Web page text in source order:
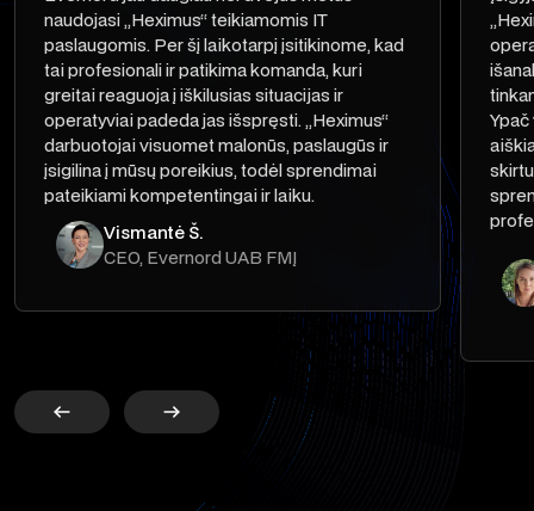
naudojasi „Heximus“ teikiamomis IT
paslaugomis. Per šį laikotarpį įsitikinome, kad
tai profesionali ir patikima komanda, kuri
greitai reaguoja į iškilusias situacijas ir
operatyviai padeda jas išspręsti. „Heximus“
darbuotojai visuomet malonūs, paslaugūs ir
įsigilina į mūsų poreikius, todėl sprendimai
pateikiami kompetentingai ir laiku.
Vismantė Š.
CEO, Evernord UAB FMĮ